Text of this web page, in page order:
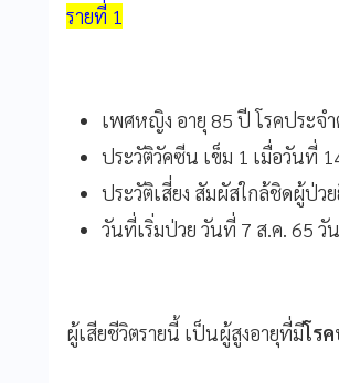
รายที่ 1
เพศหญิง อายุ 85 ปี โรคประจ
ประวัติวัคซีน เข็ม 1 เมื่อวันที่
ประวัติเสี่ยง สัมผัสใกล้ชิดผู้ป่ว
วันที่เริ่มป่วย วันที่ 7 ส.ค. 65 วั
ผู้เสียชีวิตรายนี้ เป็นผู้สูงอายุที่มีโร